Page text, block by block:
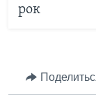
рок